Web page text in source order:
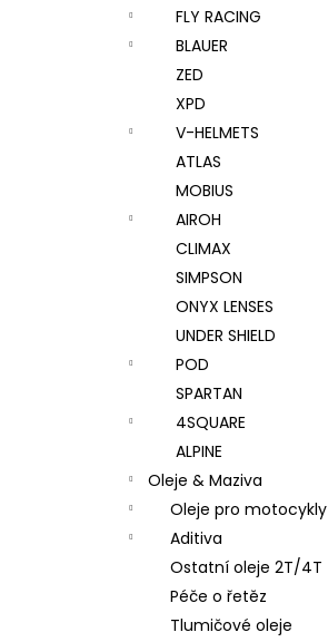
FLY RACING
BLAUER
ZED
XPD
V-HELMETS
ATLAS
MOBIUS
AIROH
CLIMAX
SIMPSON
ONYX LENSES
UNDER SHIELD
POD
SPARTAN
4SQUARE
ALPINE
Oleje & Maziva
Oleje pro motocykly
Aditiva
Ostatní oleje 2T/4T
Péče o řetěz
Tlumičové oleje